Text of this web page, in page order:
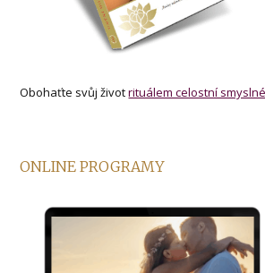
Obohaťte svůj životrituálem celostní
ONLINE PROGRAMY